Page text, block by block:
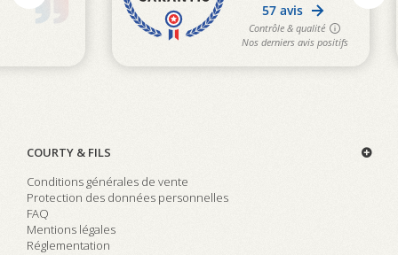
COURTY & FILS
Conditions générales de vente
Protection des données personnelles
FAQ
Mentions légales
Réglementation